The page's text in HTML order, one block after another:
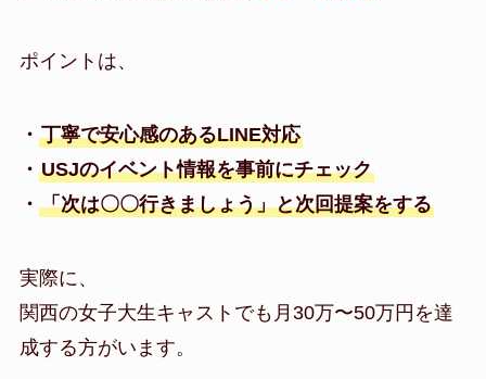
ポイントは、
・ 丁寧で安心感のあるLINE対応
・ USJのイベント情報を事前にチェック
・ 「次は〇〇行きましょう」と次回提案をする
実際に、
関西の女子大生キャストでも月30万〜50万円を達
成する方がいます。